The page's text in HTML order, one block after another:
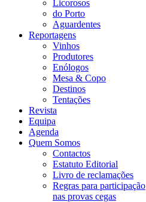
Licorosos
do Porto
Aguardentes
Reportagens
Vinhos
Produtores
Enólogos
Mesa & Copo
Destinos
Tentações
Revista
Equipa
Agenda
Quem Somos
Contactos
Estatuto Editorial
Livro de reclamações
Regras para participação
nas provas cegas